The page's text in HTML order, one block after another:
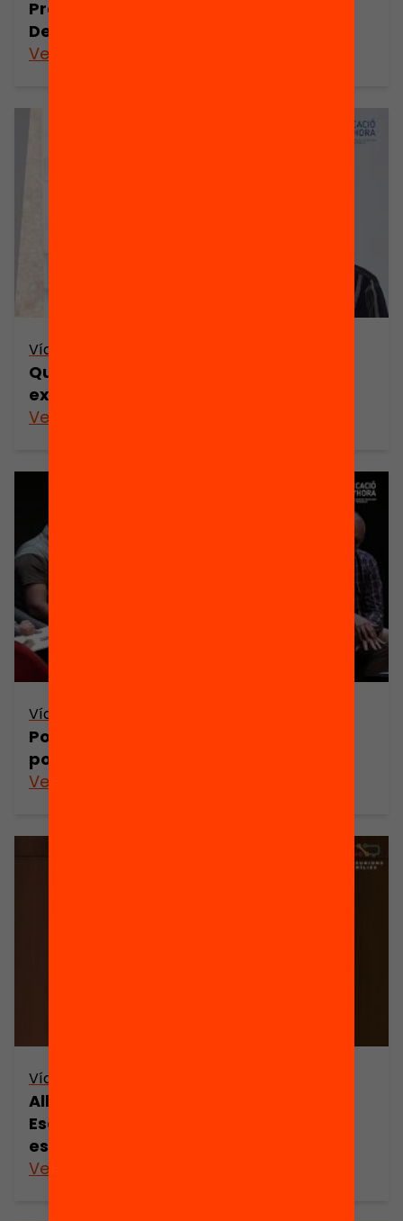
Presentació. Treball socioemocional:
Del #Junt@sMillor, al #DinsTeu
Veure’n més
Vídeo
Quins avantatges té oferir
extraescolars des del centre?
Veure’n més
Vídeo
Posem l’educació a l’hora! Com fer
possibles uns altres horaris escolars?
Veure’n més
Vídeo
Alberto Esteban i Cristina González –
Escoltem la veu de les famílies (INS
escola Daniel Mangrané)
Veure’n més